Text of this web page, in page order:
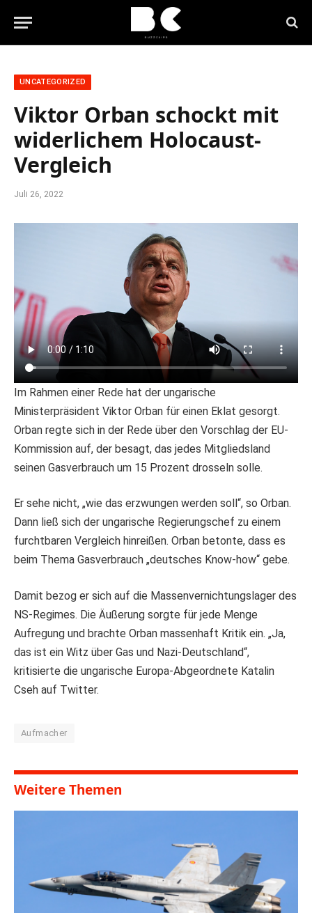
UNCATEGORIZED
Viktor Orban schockt mit
widerlichem Holocaust-
Vergleich
Juli 26, 2022
Im Rahmen einer Rede hat der ungarische
Ministerpräsident Viktor Orban für einen Eklat gesorgt.
Orban regte sich in der Rede über den Vorschlag der EU-
Kommission auf, der besagt, das jedes Mitgliedsland
seinen Gasverbrauch um 15 Prozent drosseln solle.
Er sehe nicht, „wie das erzwungen werden soll“, so Orban.
Dann ließ sich der ungarische Regierungschef zu einem
furchtbaren Vergleich hinreißen. Orban betonte, dass es
beim Thema Gasverbrauch „deutsches Know-how“ gebe.
Damit bezog er sich auf die Massenvernichtungslager des
NS-Regimes. Die Äußerung sorgte für jede Menge
Aufregung und brachte Orban massenhaft Kritik ein. „Ja,
das ist ein Witz über Gas und Nazi-Deutschland“,
kritisierte die ungarische Europa-Abgeordnete Katalin
Cseh auf Twitter.
Aufmacher
Weitere Themen